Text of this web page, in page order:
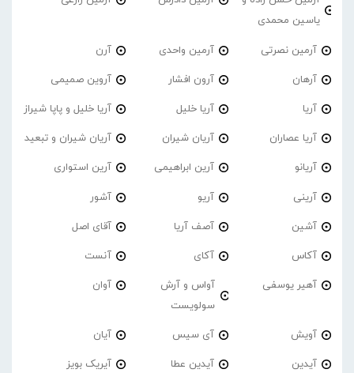
یاسین محمدی
آرمین نصرتی آرمین واحدی آرن
آرهان آرون افشار آروین صمیمی
آریا آریا خلیل آریا خلیل و پاپا شیراز
آریا عصاران آریان شیران آریان شیران و تبعید
آریانو آرین ابراهیمی آرین استواری
آرینی آریو آشور
آشین آصف آریا آقای اصل
آکاس آکای آنست
آهیر یوسفی
آواس و آرش
سولویست
آوان
آویش آی سیس آیان
آیدین آیدین عطا آیریک بویز